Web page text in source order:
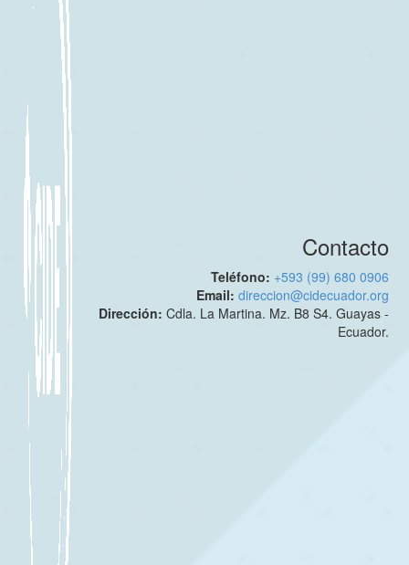
Contacto
Teléfono: +593 (99) 680 0906
Email:direccion@cidecuador.org
Dirección:Cdla. La Martina. Mz. B8 S4. Guayas -
Ecuador.